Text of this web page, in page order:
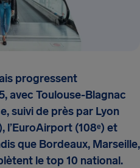
progressent
avec Toulouse-Blagnac
suivi de près par Lyon
l’EuroAirport (108ᵉ) et
que Bordeaux, Marseille,
le top 10 national.